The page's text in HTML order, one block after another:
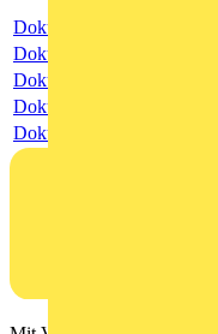
Dokument
Dokument
Dokument
Dokument
Dokument